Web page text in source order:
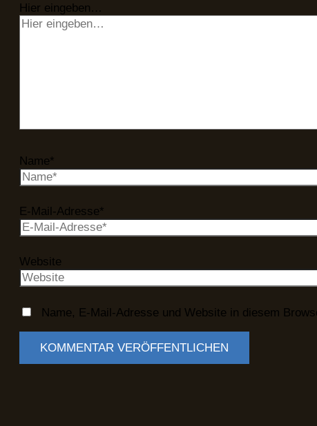
Hier eingeben…
Name*
E-Mail-Adresse*
Website
Name, E-Mail-Adresse und Website in diesem